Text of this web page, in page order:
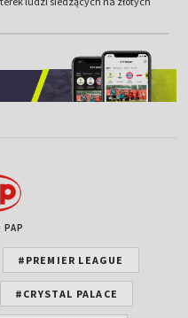
PAP
#PREMIER LEAGUE
#CRYSTAL PALACE